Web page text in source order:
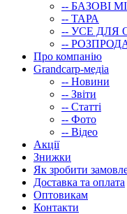
-- БАЗОВІ
-- ТАРА
-- УСЕ ДЛЯ
--
Про компанію
Grandcarp-медіа
-- Новини
-- Звіти
-- Статті
-- Фото
-- Відео
Акції
Знижки
Як зробити
Доставка та оплата
Оптовикам
Контакти